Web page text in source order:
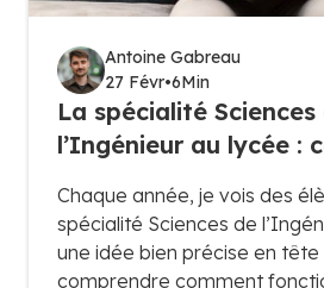
Antoine Gabreau
27 Févr•6Min
La spécialité Sciences
l’Ingénieur au lycée :
Chaque année, je vois des
spécialité Sciences de
une idée bien précise en tête
comprendre comment